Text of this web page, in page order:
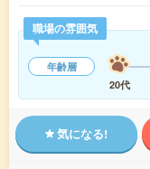
職場の雰囲気
年齢層
20代
気になる!